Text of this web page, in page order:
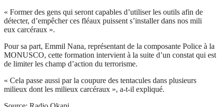
« Former des gens qui seront capables d’utiliser les outils afin de
détecter, d’empêcher ces fléaux puissent s’installer dans nos mili
eux carcéraux ».
Pour sa part, Emmil Nana, représentant de la composante Police à la
MONUSCO, cette formation intervient à la suite d’un constat qui est
de limiter les champ d’action du terrorisme.
« Cela passe aussi par la coupure des tentacules dans plusieurs
milieux dont les milieux carcéraux », a-t-il expliqué.